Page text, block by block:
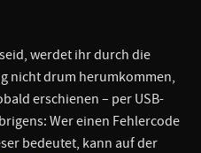
werdet ihr durch die
nicht drum herumkommen,
erschienen – per USB-
Wer einen Fehlercode
bedeutet, kann auf der